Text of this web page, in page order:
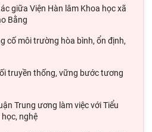
giữa Viện Hàn lâm Khoa học xã
Bằng
cố môi trường hòa bình, ổn định,
truyền thống, vững bước tương
Trung ương làm việc với Tiểu
học, nghệ